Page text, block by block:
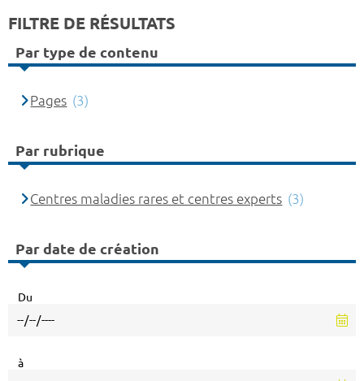
FILTRE DE RÉSULTATS
Par type de contenu
Pages (3)
Par rubrique
Centres maladies rares et centres experts (3)
Par date de création
Du
à